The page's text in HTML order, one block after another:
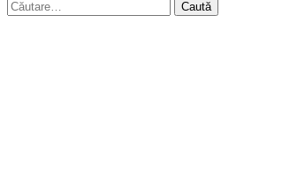
Caută
după: